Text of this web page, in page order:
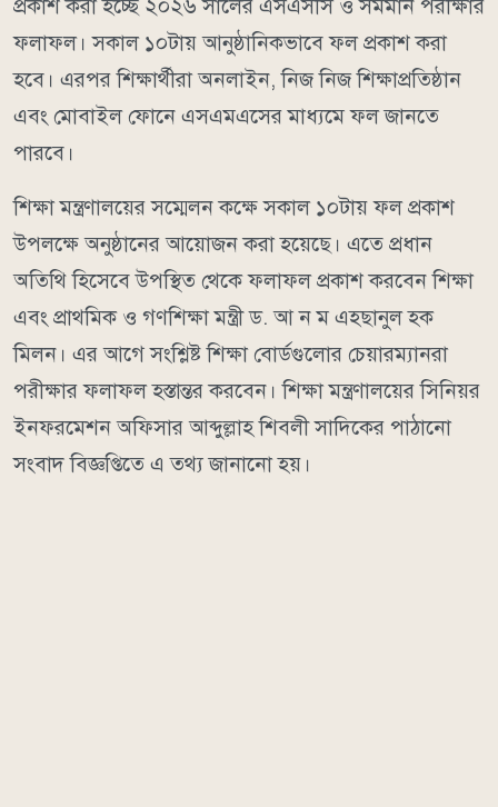
প্রকাশ করা হচ্ছে ২০২৬ সালের এসএসসি ও সমমান পরীক্ষার
ফলাফল। সকাল ১০টায় আনুষ্ঠানিকভাবে ফল প্রকাশ করা
হবে। এরপর শিক্ষার্থীরা অনলাইন, নিজ নিজ শিক্ষাপ্রতিষ্ঠান
এবং মোবাইল ফোনে এসএমএসের মাধ্যমে ফল জানতে
পারবে।
শিক্ষা মন্ত্রণালয়ের সম্মেলন কক্ষে সকাল ১০টায় ফল প্রকাশ
উপলক্ষে অনুষ্ঠানের আয়োজন করা হয়েছে। এতে প্রধান
অতিথি হিসেবে উপস্থিত থেকে ফলাফল প্রকাশ করবেন শিক্ষা
এবং প্রাথমিক ও গণশিক্ষা মন্ত্রী ড. আ ন ম এহছানুল হক
মিলন। এর আগে সংশ্লিষ্ট শিক্ষা বোর্ডগুলোর চেয়ারম্যানরা
পরীক্ষার ফলাফল হস্তান্তর করবেন। শিক্ষা মন্ত্রণালয়ের সিনিয়র
ইনফরমেশন অফিসার আব্দুল্লাহ শিবলী সাদিকের পাঠানো
সংবাদ বিজ্ঞপ্তিতে এ তথ্য জানানো হয়।